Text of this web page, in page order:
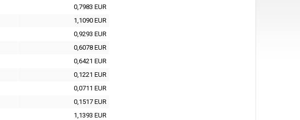
0,7983 EUR
1,1090 EUR
0,9293 EUR
0,6078 EUR
0,6421 EUR
0,1221 EUR
0,0711 EUR
0,1517 EUR
1,1393 EUR